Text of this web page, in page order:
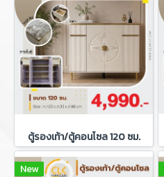
ตู้รองเท้า/ตู้คอนโซล 120 ซม.
New